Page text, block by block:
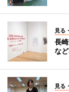
見る
長
な
見る